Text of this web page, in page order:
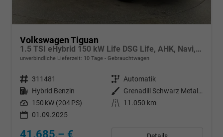
Volkswagen Tiguan
1.5 TSI eHybrid 150 kW Life DSG Life, AHK, Navi, ParkAssist, 5-J Garantie
unverbindliche Lieferzeit: 10 Tage Gebrauchtwagen
Fahrzeugnr. 311481 Getriebe Automatik
Kraftstoff Hybrid Benzin Außenfarbe
Grenadill Schwarz Metallic
Leistung 150 kW (204 PS) Kilometerstand
11.050 km
01.09.2025
41.685,– €